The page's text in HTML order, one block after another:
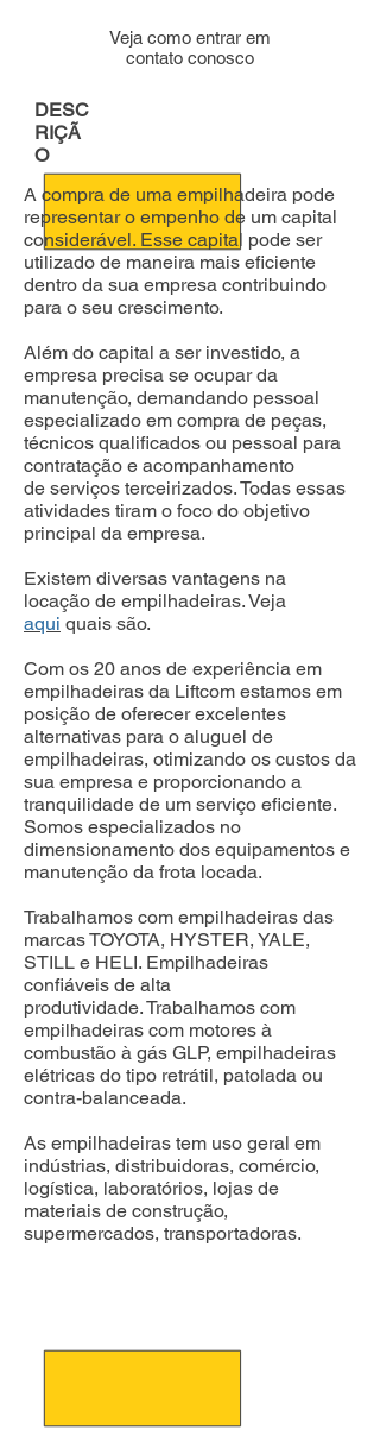
Veja como entrar em
contato conosco
DESC
RIÇÃ
O
A compra de uma empilhadeira pode
representar o empenho de um capital
considerável. Esse capital pode ser
utilizado de maneira mais eficiente
dentro da sua empresa contribuindo
para o seu crescimento.
Além do capital a ser investido, a
empresa precisa se ocupar da
manutenção, demandando pessoal
especializado em compra de peças,
técnicos qualificados ou pessoal para
contratação e acompanhamento
de serviços terceirizados. Todas essas
atividades tiram o foco do objetivo
principal da empresa.
Existem diversas vantagens na
locação de empilhadeiras. Veja
aqui quais são.
Com os 20 anos de experiência em
empilhadeiras da Liftcom estamos em
posição de oferecer excelentes
alternativas para o aluguel de
empilhadeiras, otimizando os custos da
sua empresa e proporcionando a
tranquilidade de um serviço eficiente.
Somos especializados no
dimensionamento dos equipamentos e
manutenção da frota locada.
Trabalhamos com empilhadeiras das
marcas TOYOTA, HYSTER, YALE,
STILL e HELI. Empilhadeiras
confiáveis de alta
produtividade.Trabalhamos com
empilhadeiras com motores à
combustão à gás GLP, empilhadeiras
elétricas do tipo retrátil, patolada ou
contra-balanceada.
As empilhadeiras tem uso geral em
indústrias, distribuidoras, comércio,
logística, laboratórios, lojas de
materiais de construção,
supermercados, transportadoras.